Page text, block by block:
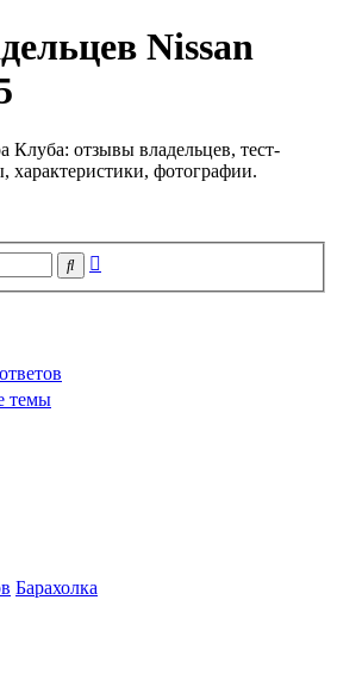
Nissan
отзывы владельцев, тест-
характеристики, фотографии.
Поиск
темы
Барахолка